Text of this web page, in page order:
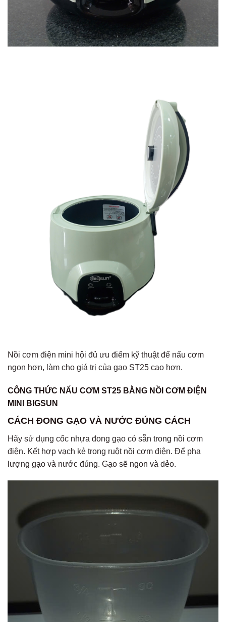
Nồi cơm điện mini hội đủ ưu điểm kỹ thuật để nấu cơm
ngon hơn, làm cho giá trị của gạo ST25 cao hơn.
CÔNG THỨC NẤU CƠM ST25 BẰNG NỒI CƠM ĐIỆN
MINI BIGSUN
CÁCH ĐONG GẠO VÀ NƯỚC ĐÚNG CÁCH
Hãy sử dụng cốc nhựa đong gạo có sẵn trong nồi cơm
điện. Kết hợp vạch kẻ trong ruột nồi cơm điện. Để pha
lượng gạo và nước đúng. Gạo sẽ ngon và dẻo.